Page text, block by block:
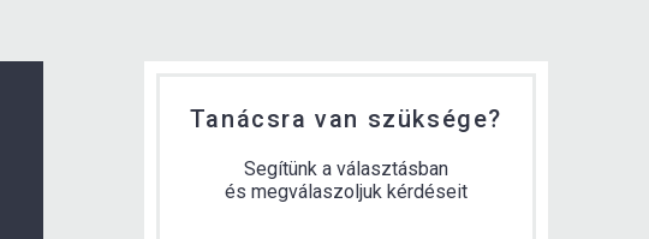
Tanácsra van szüksége?
Segítünk a választásban
és megválaszoljuk kérdéseit